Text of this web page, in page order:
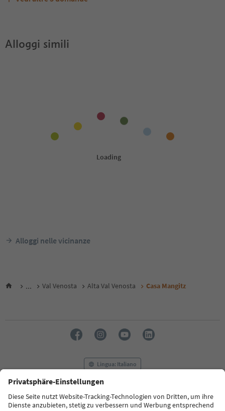
Casa Mangitz accetta animali domestici?
Alloggi simili
Alloggi nelle vicinanze
... Val Venosta Alta Val Venosta Casa Mangitz
Lingua: Italiano
FAQ Contatti Press MICE
Privacy Policy
Termini e condizioni
Crediti Cookie Policy